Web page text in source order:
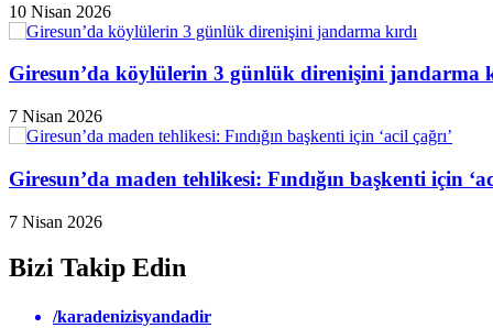
10 Nisan 2026
Giresun’da köylülerin 3 günlük direnişini jandarma
7 Nisan 2026
Giresun’da maden tehlikesi: Fındığın başkenti için
7 Nisan 2026
Bizi Takip Edin
/karadenizisyandadir